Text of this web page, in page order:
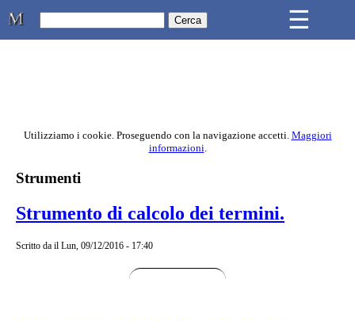
Studio Legale Mongiovì ☰
Contenuto principale della pagina
Utilizziamo i cookie. Proseguendo con la navigazione accetti. Maggiori
informazioni.
Strumenti
Strumento di calcolo dei termini.
Scritto da il Lun, 09/12/2016 - 17:40